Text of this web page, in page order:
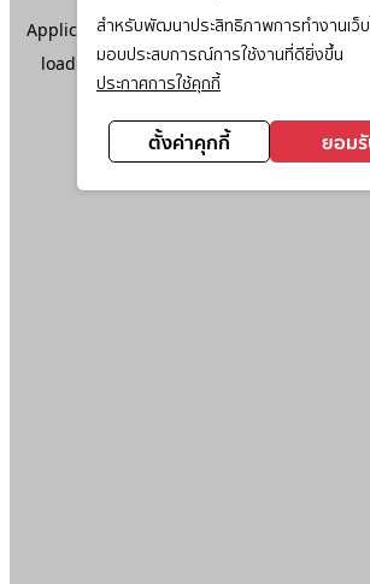
สำหรับพัฒนาประสิทธิภาพการทำงานเว็บ
มอบประสบการณ์การใช้งานที่ดียิ่งขึ้น
ประกาศการใช้คุกกี้
ตั้งค่าคุกกี้ ยอม
Application error: aclient-side exception
loadingwww.ktc.co.th(see the browser
information).